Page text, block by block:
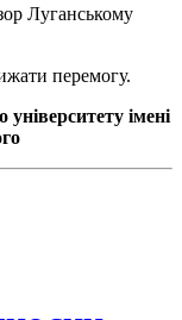
Луганському
перемогу.
імені